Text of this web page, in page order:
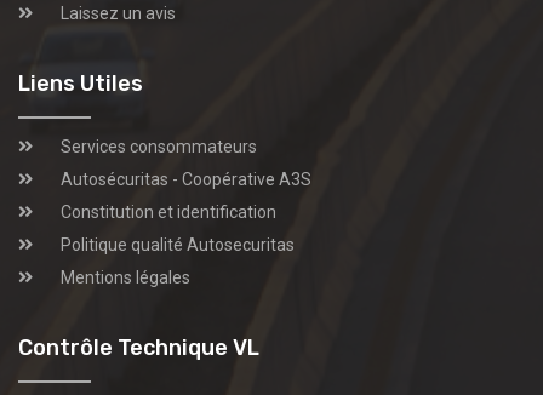
Laissez un avis
Liens Utiles
Services consommateurs
Autosécuritas - Coopérative A3S
Constitution et identification
Politique qualité Autosecuritas
Mentions légales
Contrôle Technique VL